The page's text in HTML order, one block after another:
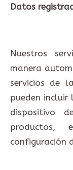
Datos
Nuestros
manera
servicios de
pueden incluir
dispositivo
configuración